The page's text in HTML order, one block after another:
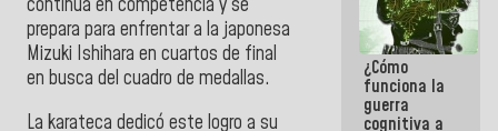
continúa en competencia y se
prepara para enfrentar a la japonesa
Mizuki Ishihara en cuartos de final
en busca del cuadro de medallas.
La karateca dedicó este logro a su
las
operaciones
en el
Aeropuerto
Internacional
de
Maiquetía
¿Cómo
funciona la
guerra
cognitiva a